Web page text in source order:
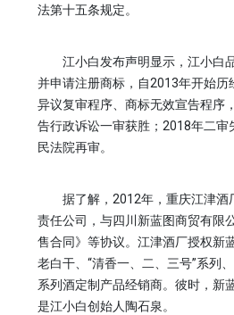
法第十五条规定。
江小白发布声明显示，江小白
并申请注册商标，自2013年开始历
异议复审程序、商标无效宣告程序
告行政诉讼一审获胜；2018年二审
民法院再审。
据了解，2012年，重庆江津酒
责任公司，与四川新蓝图商贸有限
售合同》等协议。江津酒厂授权新
老白干、“清香一、二、三号”系列
系列酒定制产品经销商。彼时，新
是江小白创始人陶石泉。